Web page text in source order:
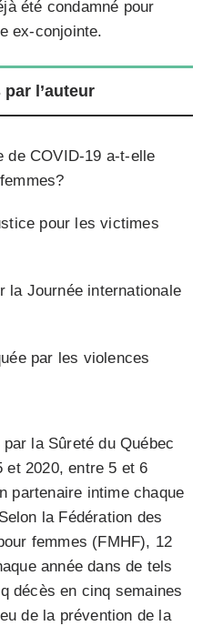
été condamné pour
ex-conjointe.
l’auteur
de COVID-19 a-t-elle
pour les victimes
la Journée internationale
par les violences
la Sûreté du Québec
et 2020, entre 5 et 6
partenaire intime chaque
la Fédération des
femmes (FMHF), 12
année dans de tels
décès en cinq semaines
de la prévention de la